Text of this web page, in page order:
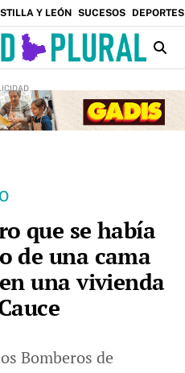
Y LEÓN SUCESOS DEPORTES
que se había
de una cama
una vivienda
Bomberos de